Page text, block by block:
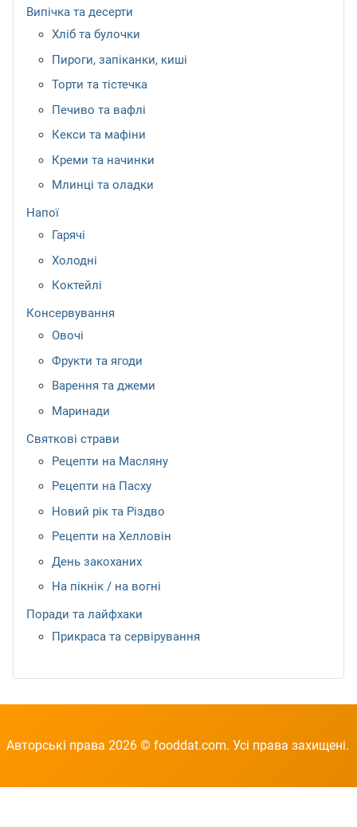
Випічка та десерти
Хліб та булочки
Пироги, запіканки, киші
Торти та тістечка
Печиво та вафлі
Кекси та мафіни
Креми та начинки
Млинці та оладки
Напої
Гарячі
Холодні
Коктейлі
Консервування
Овочі
Фрукти та ягоди
Варення та джеми
Маринади
Святкові страви
Рецепти на Масляну
Рецепти на Пасху
Новий рік та Різдво
Рецепти на Хелловін
День закоханих
На пікнік / на вогні
Поради та лайфхаки
Прикраса та сервірування
Авторські права 2026 © fooddat.com. Усі права захищені.